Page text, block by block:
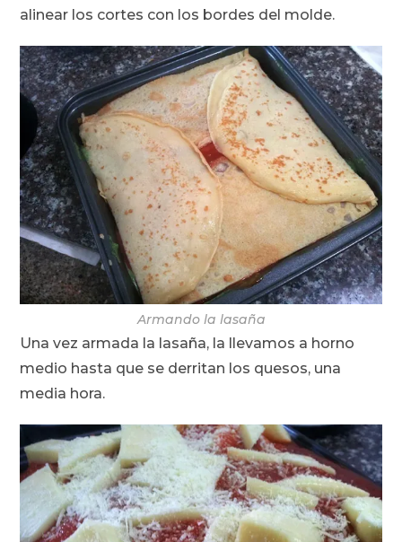
alinear los cortes con los bordes del molde.
Armando la lasaña
Una vez armada la lasaña, la llevamos a horno
medio hasta que se derritan los quesos, una
media hora.